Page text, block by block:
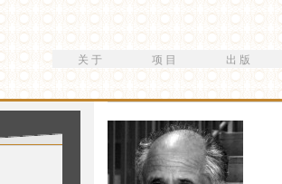
主
要
关 于 项 目 出 版